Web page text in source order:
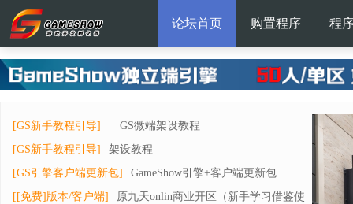
论坛首页 购置程序 程
[GS新手教程引导]
GS微端架设教程
[GS新手教程引导]
架设教程
[GS引擎客户端更新包]
GameShow引擎+客户端更新包
[[免费]版本/客户端]
原九天onlin商业开区（新手学习借鉴使